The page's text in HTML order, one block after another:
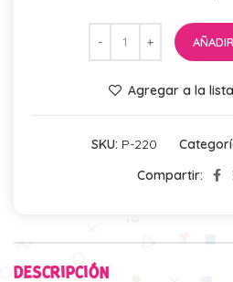
Agregar a la
SKU: P-220
Compartir:
DESCRIPCIÓN